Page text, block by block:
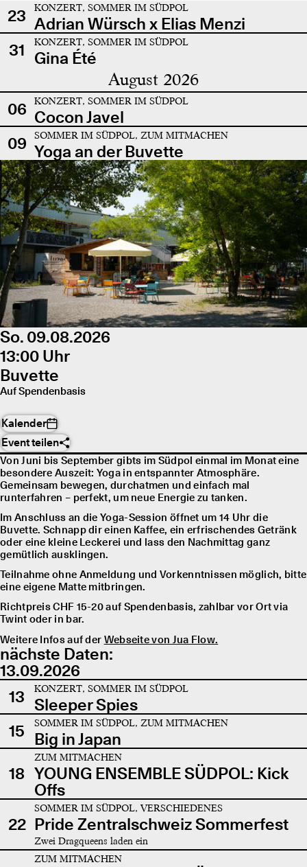
23
KONZERT, SOMMER IM SÜDPOL
Adrian Würsch x Elias Menzi
31
KONZERT, SOMMER IM SÜDPOL
Gina Été
August 2026
06 KONZERT, SOMMER IM SÜDPOL
Cocon Javel
09
SOMMER IM SÜDPOL, ZUM MITMACHEN
Yoga an der Buvette
So. 09.08.2026
13:00 Uhr
Buvette
Auf Spendenbasis
Kalender
Event teilen
Von Juni bis September gibts im Südpol einmal im Monat eine
besondere Auszeit: Yoga in entspannter Atmosphäre.
Gemeinsam bewegen, durchatmen und einfach mal
runterfahren – perfekt, um neue Energie zu tanken.
Im Anschluss an die Yoga-Session öffnet um 14 Uhr die
Buvette. Schnapp dir einen Kaffee, ein erfrischendes Getränk
oder eine kleine Leckerei und lass den Nachmittag ganz
gemütlich ausklingen.
Teilnahme ohne Anmeldung und Vorkenntnissen möglich, bitte
eine eigene Matte mitbringen.
Richtpreis CHF 15-20 auf Spendenbasis, zahlbar vor Ort via
Twint oder in bar.
Weitere Infos auf der Webseite von Jua Flow.
nächste Daten:
13.09.2026
13
KONZERT, SOMMER IM SÜDPOL
Sleeper Spies
15
SOMMER IM SÜDPOL, ZUM MITMACHEN
Big in Japan
18
ZUM MITMACHEN
YOUNG ENSEMBLE SÜDPOL: Kick
Offs
22
SOMMER IM SÜDPOL, VERSCHIEDENES
Pride Zentralschweiz Sommerfest
Zwei Dragqueens laden ein
ZUM MITMACHEN